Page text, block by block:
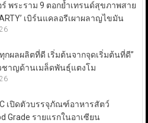
ร์ พระราม 9 ตอกย้ำเทรนด์สุขภาพสาย
เบิร์นแคลอรีเผาผลาญไขมัน
กผลผลิตที่ดี เริ่มต้นจากจุดเริ่มต้นที่ดี”
ชาญด้านเมล็ดพันธุ์แตงโม
เปิดตัวบรรจุภัณฑ์อาหารสัตว์
Grade รายแรกในอาเซียน